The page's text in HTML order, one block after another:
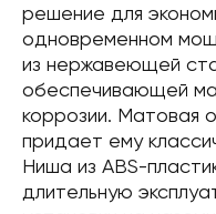
решение для
одновременном
из нержавеющей
обеспечивающей
коррозии. Матовая
придает ему
Ниша из ABS-
длительную